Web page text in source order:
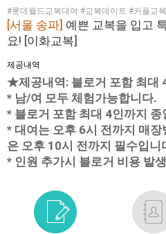
#롯데월드교복대여 #교복데이트 #커플교
[서울 송파] 예쁜 교복을 입고
요! [이화교복]
제공내역
★제공내역: 블로거 포함 최대
* 남/여 모두 체험가능합니다.
* 블로거 포함 최대 4인까지 종
* 대여는 오후 6시 전까지 매
은 오후 10시 전까지 필수입니
* 인원 추가시 블로거 비용 발